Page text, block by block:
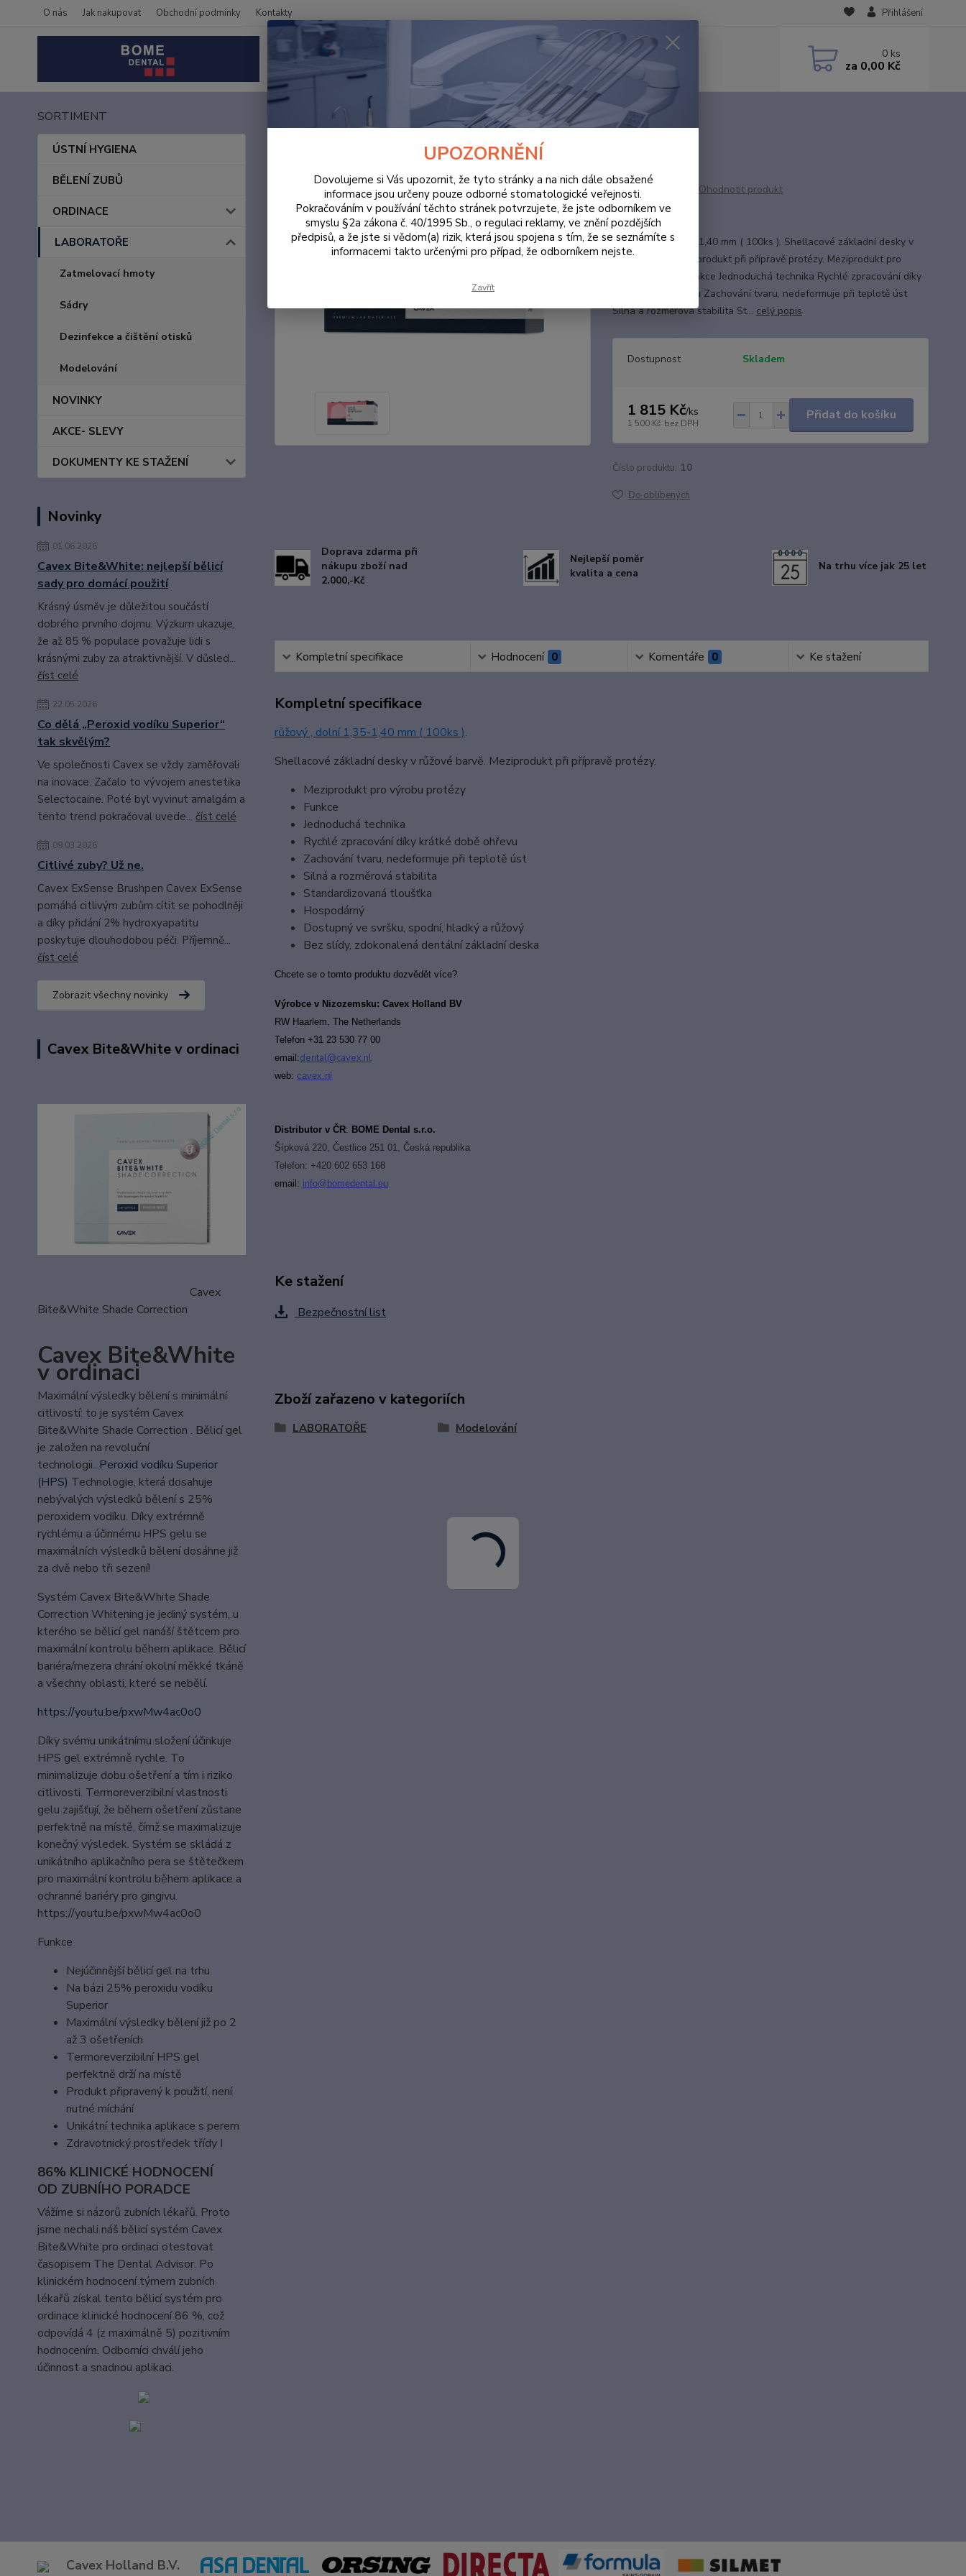
O nás Jak nakupovat Obchodní podmínky Kontakty Přihlášení
0 ks
za 0,00 Kč
SORTIMENT
ÚSTNÍ HYGIENA
BĚLENÍ ZUBŮ
ORDINACE
LABORATOŘE
Zatmelovací hmoty
Sádry
Dezinfekce a čištění otisků
Modelování
NOVINKY
AKCE- SLEVY
DOKUMENTY KE STAŽENÍ
Novinky
01.06.2026
Cavex Bite&White: nejlepší bělicí
sady pro domácí použití
Krásný úsměv je důležitou součástí
dobrého prvního dojmu. Výzkum ukazuje,
že až 85 % populace považuje lidi s
krásnými zuby za atraktivnější. V důsled...
číst celé
22.05.2026
Co dělá „Peroxid vodíku Superior“
tak skvělým?
Ve společnosti Cavex se vždy zaměřovali
na inovace. Začalo to vývojem anestetika
Selectocaine. Poté byl vyvinut amalgám a
tento trend pokračoval uvede... číst celé
09.03.2026
Citlivé zuby? Už ne.
Cavex ExSense Brushpen Cavex ExSense
pomáhá citlivým zubům cítit se pohodlněji
a díky přidání 2% hydroxyapatitu
poskytuje dlouhodobou péči. Příjemně...
číst celé
Zobrazit všechny novinky
Cavex Bite&White v ordinaci
Cavex
Bite&White Shade Correction
Cavex Bite&White
v ordinaci
Maximální výsledky bělení s minimální
citlivostí: to je systém Cavex
Bite&White Shade Correction . Bělicí gel
je založen na revoluční
technologii...Peroxid vodíku Superior
(HPS) Technologie, která dosahuje
nebývalých výsledků bělení s 25%
peroxidem vodíku. Díky extrémně
rychlému a účinnému HPS gelu se
maximálních výsledků bělení dosáhne již
za dvě nebo tři sezení!
Systém Cavex Bite&White Shade
Correction Whitening je jediný systém, u
kterého se bělicí gel nanáší štětcem pro
maximální kontrolu během aplikace. Bělicí
bariéra/mezera chrání okolní měkké tkáně
a všechny oblasti, které se nebělí.
https://youtu.be/pxwMw4ac0o0
Díky svému unikátnímu složení účinkuje
HPS gel extrémně rychle. To
minimalizuje dobu ošetření a tím i riziko
citlivosti. Termoreverzibilní vlastnosti
gelu zajišťují, že během ošetření zůstane
perfektně na místě, čímž se maximalizuje
konečný výsledek. Systém se skládá z
unikátního aplikačního pera se štětečkem
pro maximální kontrolu během aplikace a
ochranné bariéry pro gingivu.
https://youtu.be/pxwMw4ac0o0
Funkce
Nejúčinnější bělicí gel na trhu
Na bázi 25% peroxidu vodíku
Superior
Maximální výsledky bělení již po 2
až 3 ošetřeních
Termoreverzibilní HPS gel
perfektně drží na místě
Produkt připravený k použití, není
nutné míchání
Unikátní technika aplikace s perem
Zdravotnický prostředek třídy I
86% KLINICKÉ HODNOCENÍ
OD ZUBNÍHO PORADCE
Vážíme si názorů zubních lékařů. Proto
jsme nechali náš bělicí systém Cavex
Bite&White pro ordinaci otestovat
časopisem The Dental Advisor. Po
klinickém hodnocení týmem zubních
lékařů získal tento bělicí systém pro
ordinace klinické hodnocení 86 %, což
odpovídá 4 (z maximálně 5) pozitivním
hodnocením. Odborníci chválí jeho
účinnost a snadnou aplikaci.
LABORATOŘE Šelak Cavex Baseplates Mica-free dolní
Šelak Cavex Baseplates Mica-free dolní
Ohodnotit produkt
šelak
růžový , dolní 1,35-1,40 mm ( 100ks ). Shellacové základní desky v
růžové barvě. Meziprodukt při přípravě protézy. Meziprodukt pro
výrobu protézy Funkce Jednoduchá technika Rychlé zpracování díky
krátké době ohřevu Zachování tvaru, nedeformuje při teplotě úst
Silná a rozměrová stabilita St... celý popis
Dostupnost Skladem
1 815 Kč/ks
1 500 Kč bez DPH
Přidat do košíku
Číslo produktu: 10
Do oblíbených
Doprava zdarma při
nákupu zboží nad
2.000,-Kč
Nejlepší poměr
kvalita a cena
Na trhu více jak 25 let
Kompletní specifikace Hodnocení 0 Komentáře 0 Ke stažení
Kompletní specifikace
růžový , dolní 1,35-1,40 mm ( 100ks ).
Shellacové základní desky v růžové barvě. Meziprodukt při přípravě protézy.
Meziprodukt pro výrobu protézy
Funkce
Jednoduchá technika
Rychlé zpracování díky krátké době ohřevu
Zachování tvaru, nedeformuje při teplotě úst
Silná a rozměrová stabilita
Standardizovaná tloušťka
Hospodárný
Dostupný ve svršku, spodní, hladký a růžový
Bez slídy, zdokonalená dentální základní deska
Chcete se o tomto produktu dozvědět více?
Výrobce v Nizozemsku: Cavex Holland BV
RW Haarlem, The Netherlands
Telefon +31 23 530 77 00
email:dental@cavex.nl
web: cavex.nl
Distributor v ČR: BOME Dental s.r.o.
Šípková 220, Čestlice 251 01, Česká republika
Telefon: +420 602 653 168
email: info@bomedental.eu
Ke stažení
Bezpečnostní list
Zboží zařazeno v kategoriích
LABORATOŘE Modelování
Cavex Holland B.V.
UPOZORNĚNÍ
Dovolujeme si Vás upozornit, že tyto stránky a na nich dále obsažené
informace jsou určeny pouze odborné stomatologické veřejnosti.
Pokračováním v používání těchto stránek potvrzujete, že jste odborníkem ve
smyslu §2a zákona č. 40/1995 Sb., o regulaci reklamy, ve znění pozdějších
předpisů, a že jste si vědom(a) rizik, která jsou spojena s tím, že se seznámíte s
informacemi takto určenými pro případ, že odborníkem nejste.
Zavřít